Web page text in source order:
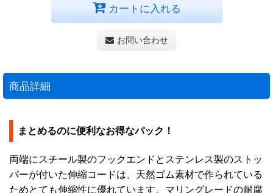
カートに入れる
お問い合わせ
商品詳細
まとめるのに便利なお得なパック！
両端にスチール製のフックエンドとステンレス製のストッ
パーが付いた伸縮コードは、天然ゴム素材で作られている
ためとても伸縮性に優れています。マリングレードの耐腐